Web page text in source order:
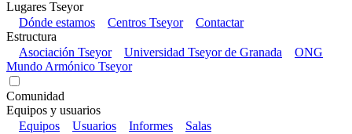
Lugares Tseyor
Dónde estamos
Centros Tseyor
Contactar
Estructura
Asociación Tseyor
Universidad Tseyor de Granada
ONG
Mundo Armónico Tseyor
Comunidad
Equipos y usuarios
Equipos
Usuarios Informes
Salas